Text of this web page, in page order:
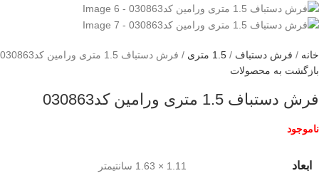
خانه فرش دستباف 1.5 متری
فرش دستباف 1.5 متری ورامین کد030863
بازگشت به محصولات
فرش دستباف 1.5 متری ورامین کد030863
ناموجود
ابعاد 1.11 × 1.63 سانتیمتر